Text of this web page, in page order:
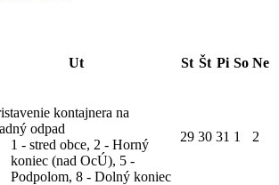
Ut St Št Pi So Ne
kontajnera na
odpad
1 - stred obce, 2 - Horný
koniec (nad OcÚ), 5 -
Podpolom, 8 - Dolný koniec
29 30 31 1 2